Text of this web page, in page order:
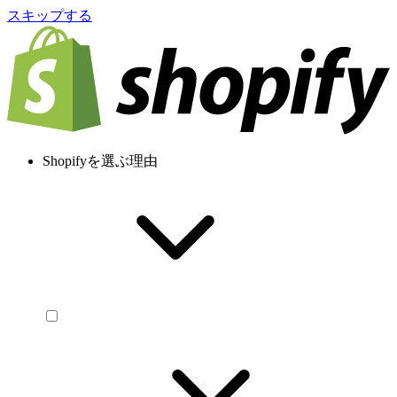
スキップする
Shopifyを選ぶ理由